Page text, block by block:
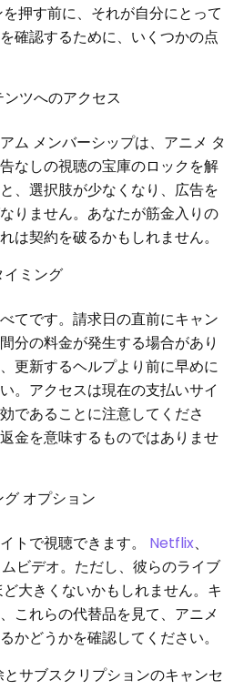
押す前に、それが自分にとって
確認するために、いくつかの点
ツへのアクセス
ム メンバーシップは、アニメ タ
なしの視聴の宝庫のロックを解
、選択肢が少なくなり、広告を
りません。あなたが筋金入りの
は契約を破るかもしれません。
ミング
てです。請求日の直前にキャン
分の料金が発生する場合があり
更新するヘルプより前に早めに
。アクセスは現在の支払いサイ
であることに注意してくださ
金を意味するものではありませ
オプション
トで視聴できます。 Netflix、
ビデオ。ただし、彼らのライブ
大きくないかもしれません。キ
これらの代替品を見て、アニメ
かどうかを確認してください。
サブスクリプションのキャンセ